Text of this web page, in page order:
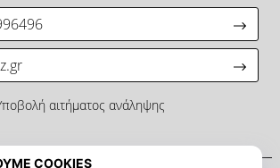
αιτήματος ανάληψης